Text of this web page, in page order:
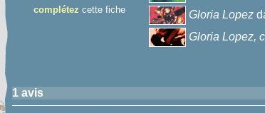
complétez cette fiche
Gloria Lopez
Gloria Lopez,
1 avis